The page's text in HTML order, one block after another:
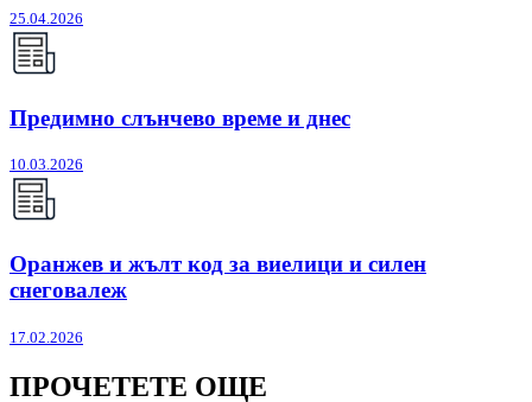
25.04.2026
Предимно слънчево време и днес
10.03.2026
Оранжев и жълт код за виелици и силен
снеговалеж
17.02.2026
ПРОЧЕТЕТЕ ОЩЕ